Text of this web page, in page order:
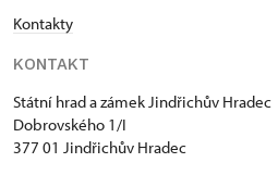
Kontakty
KONTAKT
Státní hrad a zámek Jindřichův Hradec
Dobrovského 1/I
377 01 Jindřichův Hradec